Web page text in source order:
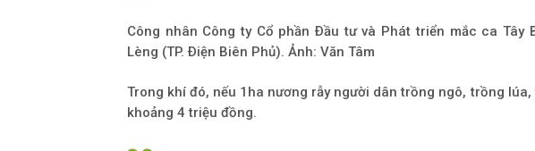
Công nhân Công ty Cổ phần Ðầu tư và Phát triển mắc ca Tây
Lèng (TP. Ðiện Biên Phủ). Ảnh: Văn Tâm
Trong khí đó, nếu 1ha nương rẫy người dân trồng ngô, trồng
khoảng 4 triệu đồng.